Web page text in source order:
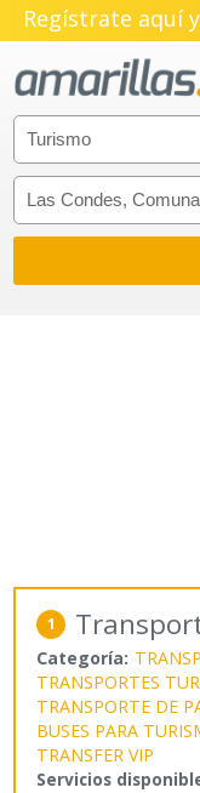
Regístrate aquí
1
Categoría:
TRANSPORTES
TRANSPORTE DE
BUSES PARA
TRANSFER VIP
Servicios